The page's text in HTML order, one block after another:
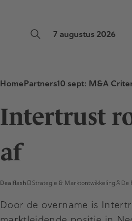
7 augustus 2026
HomePartners10 sept: M&A
Intertrust
af
Dealflash Strategie & Marktontwikkeling De
Door de overname is